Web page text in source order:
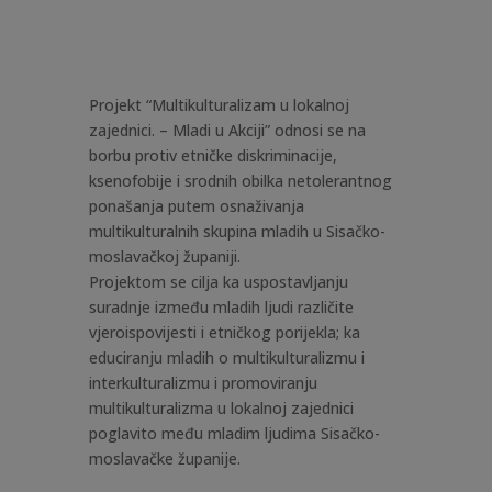
Projekt “Multikulturalizam u lokalnoj
zajednici. – Mladi u Akciji” odnosi se na
borbu protiv etničke diskriminacije,
ksenofobije i srodnih obilka netolerantnog
ponašanja putem osnaživanja
multikulturalnih skupina mladih u Sisačko-
moslavačkoj županiji.
Projektom se cilja ka uspostavljanju
suradnje između mladih ljudi različite
vjeroispovijesti i etničkog porijekla; ka
educiranju mladih o multikulturalizmu i
interkulturalizmu i promoviranju
multikulturalizma u lokalnoj zajednici
poglavito među mladim ljudima Sisačko-
moslavačke županije.